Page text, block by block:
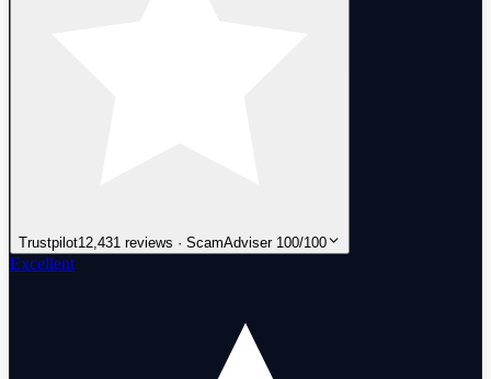
Trustpilot12,431 reviews · ScamAdviser 100/100
Excellent